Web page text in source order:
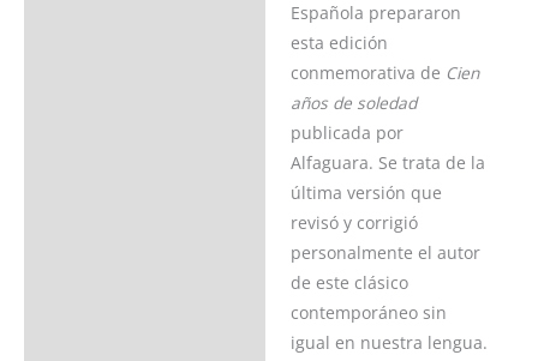
Española prepararon
esta edición
conmemorativa de Cien
años de soledad
publicada por
Alfaguara. Se trata de la
última versión que
revisó y corrigió
personalmente el autor
de este clásico
contemporáneo sin
igual en nuestra lengua.